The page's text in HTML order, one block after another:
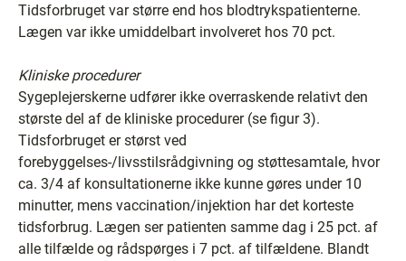
Tidsforbruget var større end hos blodtrykspatienterne.
Lægen var ikke umiddelbart involveret hos 70 pct.
Kliniske procedurer
Sygeplejerskerne udfører ikke overraskende relativt den
største del af de kliniske procedurer (se figur 3).
Tidsforbruget er størst ved
forebyggelses-/livsstilsrådgivning og støttesamtale, hvor
ca. 3/4 af konsultationerne ikke kunne gøres under 10
minutter, mens vaccination/injektion har det korteste
tidsforbrug. Lægen ser patienten samme dag i 25 pct. af
alle tilfælde og rådspørges i 7 pct. af tilfældene. Blandt